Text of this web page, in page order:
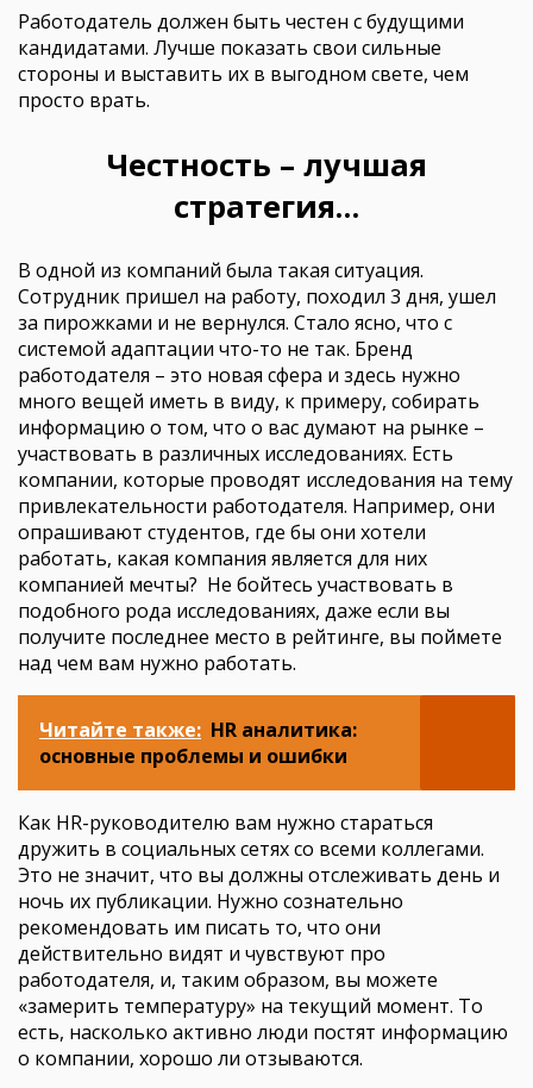
Работодатель должен быть честен с будущими
кандидатами. Лучше показать свои сильные
стороны и выставить их в выгодном свете, чем
просто врать.
Честность – лучшая
стратегия…
В одной из компаний была такая ситуация.
Сотрудник пришел на работу, походил 3 дня, ушел
за пирожками и не вернулся. Стало ясно, что с
системой адаптации что-то не так. Бренд
работодателя – это новая сфера и здесь нужно
много вещей иметь в виду, к примеру, собирать
информацию о том, что о вас думают на рынке –
участвовать в различных исследованиях. Есть
компании, которые проводят исследования на тему
привлекательности работодателя. Например, они
опрашивают студентов, где бы они хотели
работать, какая компания является для них
компанией мечты? Не бойтесь участвовать в
подобного рода исследованиях, даже если вы
получите последнее место в рейтинге, вы поймете
над чем вам нужно работать.
Читайте также: HR аналитика:
основные проблемы и ошибки
Как HR-руководителю вам нужно стараться
дружить в социальных сетях со всеми коллегами.
Это не значит, что вы должны отслеживать день и
ночь их публикации. Нужно сознательно
рекомендовать им писать то, что они
действительно видят и чувствуют про
работодателя, и, таким образом, вы можете
«замерить температуру» на текущий момент. То
есть, насколько активно люди постят информацию
о компании, хорошо ли отзываются.